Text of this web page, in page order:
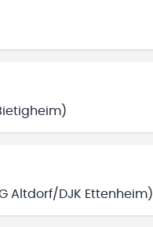
Altdorf/DJK Ettenheim)